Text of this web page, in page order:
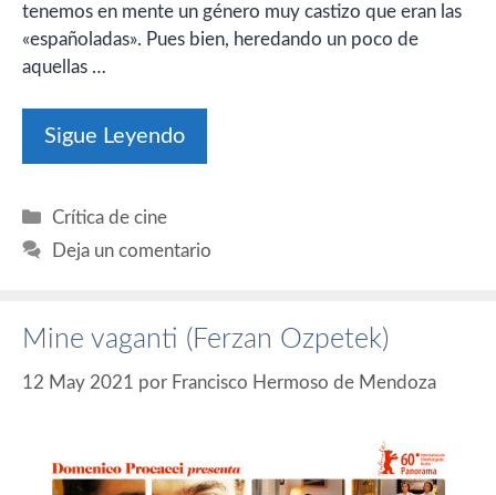
tenemos en mente un género muy castizo que eran las
«españoladas». Pues bien, heredando un poco de
aquellas …
Sigue Leyendo
Categorías
Crítica de cine
Deja un comentario
Mine vaganti (Ferzan Ozpetek)
12 May 2021 por Francisco Hermoso de Mendoza